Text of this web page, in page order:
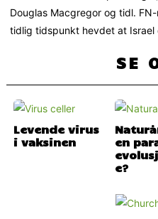
Douglas Macgregor og tidl.
tidlig tidspunkt hevdet at Israel
SE
Levende virus
i vaksinen
en
e?